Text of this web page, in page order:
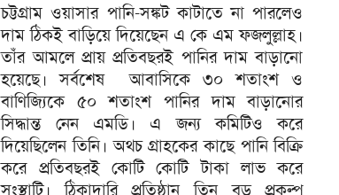
চট্টগ্রাম ওয়াসার পানি-সঙ্কট কাটাতে না পারলেও
দাম ঠিকই বাড়িয়ে দিয়েছেন এ কে এম ফজলুল্লাহ।
তাঁর আমলে প্রায় প্রতিবছরই পানির দাম বাড়ানো
হয়েছে। সর্বশেষ আবাসিকে ৩০ শতাংশ ও
বাণিজ্যিকে ৫০ শতাংশ পানির দাম বাড়ানোর
সিদ্ধান্ত নেন এমডি। এ জন্য কমিটিও করে
দিয়েছিলেন তিনি। অথচ গ্রাহকের কাছে পানি বিক্রি
করে প্রতিবছরই কোটি কোটি টাকা লাভ করে
সংস্থাটি। ঠিকাদারি প্রতিষ্ঠান তিন বড় প্রকল্প